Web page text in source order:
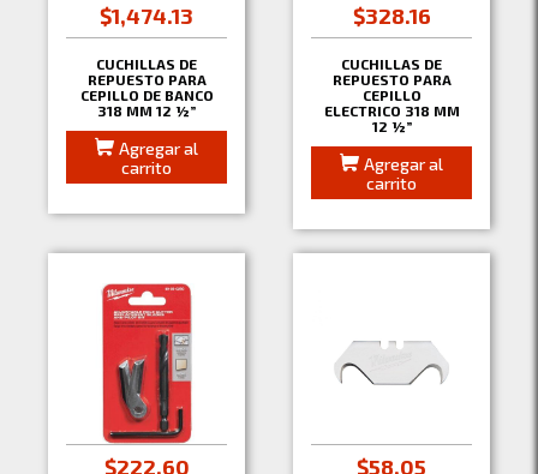
$1,474.13
CUCHILLAS DE
REPUESTO PARA
CEPILLO DE BANCO
318 MM 12 ½”
Agregar al
carrito
$328.16
CUCHILLAS DE
REPUESTO PARA
CEPILLO
ELECTRICO 318 MM
12 ½”
Agregar al
carrito
$222.60 $58.05